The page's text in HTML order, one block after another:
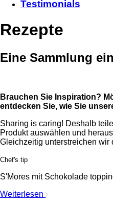
Testimonials
Rezepte
Eine Sammlung
Brauchen Sie Inspiration?
entdecken Sie, wie Sie
Sharing is caring! Deshalb
Produkt auswählen und
Gleichzeitig unterstreichen
Chef's tip
S'Mores mit Schokolade
Weiterlesen